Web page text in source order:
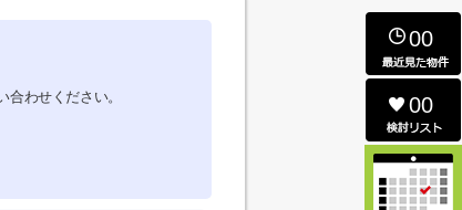
わせください。
00
00